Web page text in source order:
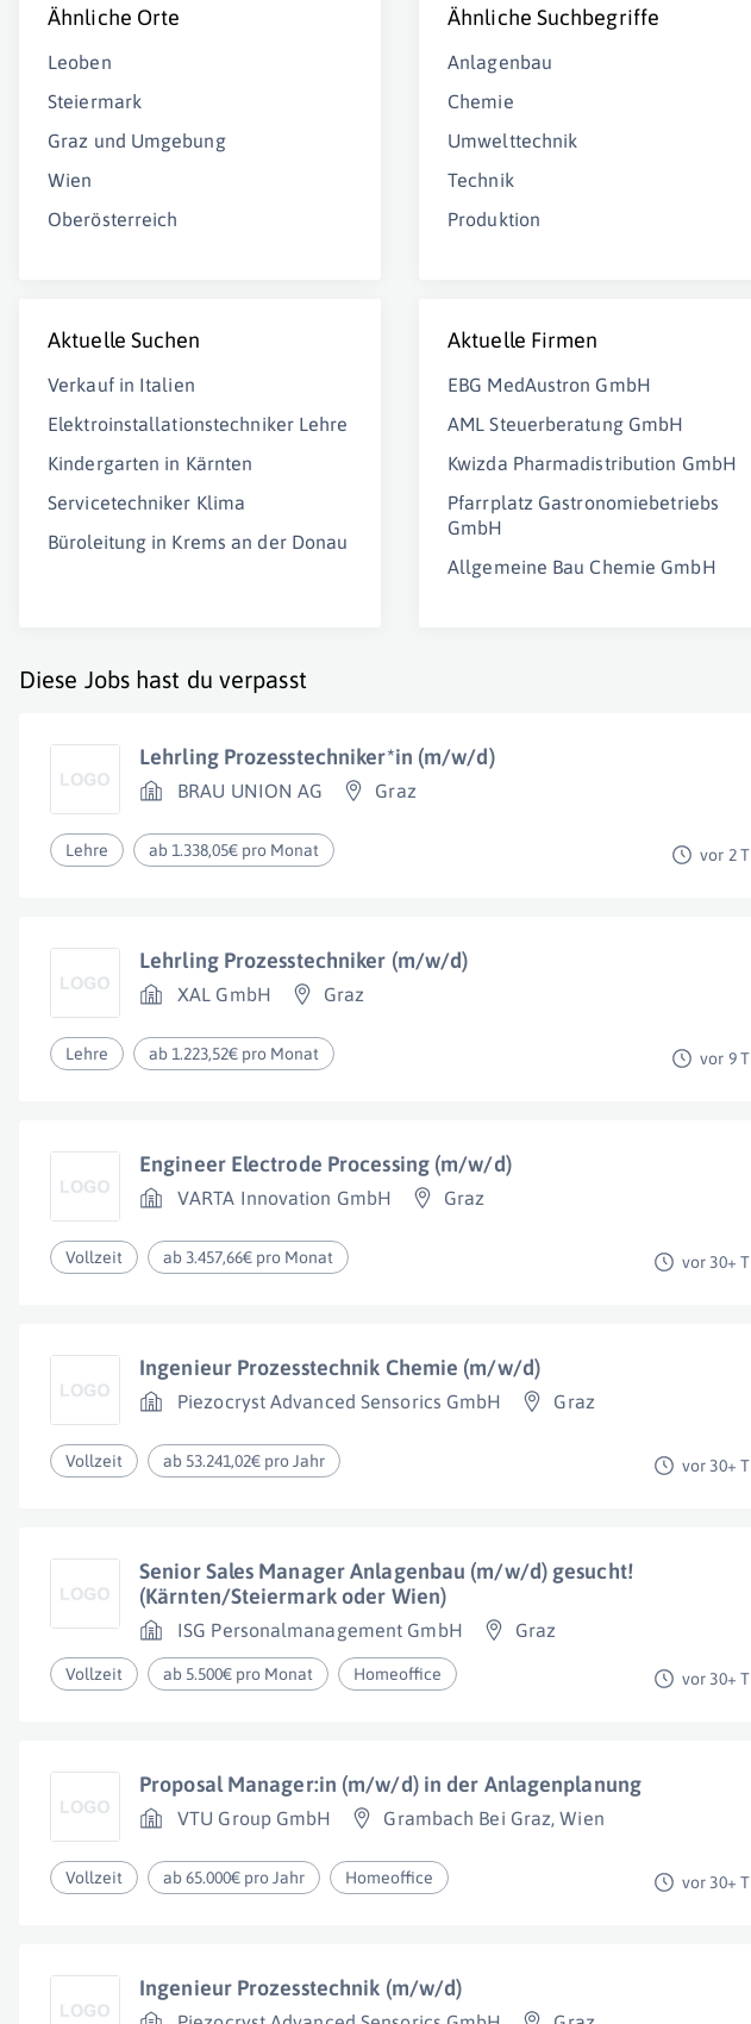
Ähnliche Orte
Leoben
Steiermark
Graz und Umgebung
Wien
Oberösterreich
Ähnliche Suchbegriffe
Anlagenbau
Chemie
Umwelttechnik
Technik
Produktion
Aktuelle Suchen
Verkauf in Italien
Elektroinstallationstechniker Lehre
Kindergarten in Kärnten
Servicetechniker Klima
Büroleitung in Krems an der Donau
Aktuelle Firmen
EBG MedAustron GmbH
AML Steuerberatung GmbH
Kwizda Pharmadistribution GmbH
Pfarrplatz Gastronomiebetriebs
GmbH
Allgemeine Bau Chemie GmbH
Diese Jobs hast du verpasst
Lehrling Prozesstechniker*in (m/w/d)
BRAU UNION AG Graz
Lehre ab 1.338,05€ pro Monat vor 2 T
Lehrling Prozesstechniker (m/w/d)
XAL GmbH Graz
Lehre ab 1.223,52€ pro Monat vor 9 T
Engineer Electrode Processing (m/w/d)
VARTA Innovation GmbH Graz
Vollzeit ab 3.457,66€ pro Monat vor 30+ T
Ingenieur Prozesstechnik Chemie (m/w/d)
Piezocryst Advanced Sensorics GmbH Graz
Vollzeit ab 53.241,02€ pro Jahr vor 30+ T
Senior Sales Manager Anlagenbau (m/w/d) gesucht!
(Kärnten/Steiermark oder Wien)
ISG Personalmanagement GmbH Graz
Vollzeit ab 5.500€ pro Monat Homeoffice vor 30+ T
Proposal Manager:in (m/w/d) in der Anlagenplanung
VTU Group GmbH Grambach Bei Graz,Wien
Vollzeit ab 65.000€ pro Jahr Homeoffice vor 30+ T
Ingenieur Prozesstechnik (m/w/d)